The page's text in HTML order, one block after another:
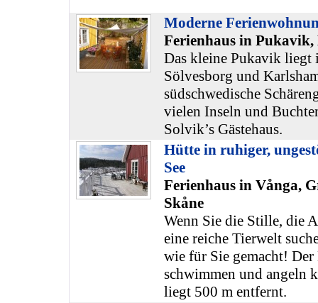
Moderne
Ferienhaus in Pukavik,
Das kleine Pukavik liegt
Sölvesborg und
südschwedische
vielen Inseln und
Solvik’s Gästehaus.
Hütte in ruhiger,
See
Ferienhaus in Vånga,
Skåne
Wenn Sie die Stille, die
eine reiche Tierwelt
wie für Sie gemacht! Der
schwimmen und angeln
liegt 500 m entfernt.